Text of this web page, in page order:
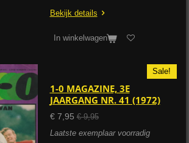
Bekijk details
In winkelwagen
Sale!
1-0 MAGAZINE, 3E
JAARGANG NR. 41 (1972)
€ 7,95 € 9,95
Laatste exemplaar voorradig